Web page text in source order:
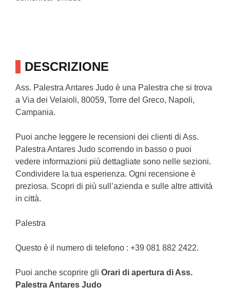
DESCRIZIONE
Ass. Palestra Antares Judo è una Palestra che si trova
a Via dei Velaioli, 80059, Torre del Greco, Napoli,
Campania.
Puoi anche leggere le recensioni dei clienti di Ass.
Palestra Antares Judo scorrendo in basso o puoi
vedere informazioni più dettagliate sono nelle sezioni.
Condividere la tua esperienza. Ogni recensione è
preziosa. Scopri di più sull’azienda e sulle altre attività
in città.
Palestra
Questo è il numero di telefono : +39 081 882 2422.
Puoi anche scoprire gli Orari di apertura di Ass.
Palestra Antares Judo